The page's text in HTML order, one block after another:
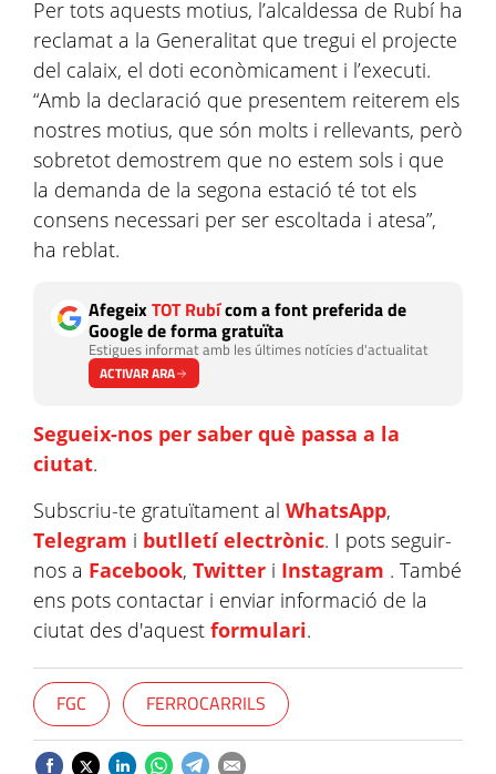
Per tots aquests motius, l’alcaldessa de Rubí ha
reclamat a la Generalitat que tregui el projecte
del calaix, el doti econòmicament i l’executi.
“Amb la declaració que presentem reiterem els
nostres motius, que són molts i rellevants, però
sobretot demostrem que no estem sols i que
la demanda de la segona estació té tot els
consens necessari per ser escoltada i atesa”,
ha reblat.
AfegeixTOT Rubícom a font preferida de
Google de forma gratuïta
Estigues informat amb les últimes notícies d'actualitat
ACTIVAR ARA
Segueix-nos per saber què passa a la
ciutat.
Subscriu-te gratuïtament al WhatsApp,
Telegram i butlletí electrònic. I pots seguir-
nos a Facebook, Twitter i Instagram . També
ens pots contactar i enviar informació de la
ciutat des d'aquest formulari.
FGC FERROCARRILS